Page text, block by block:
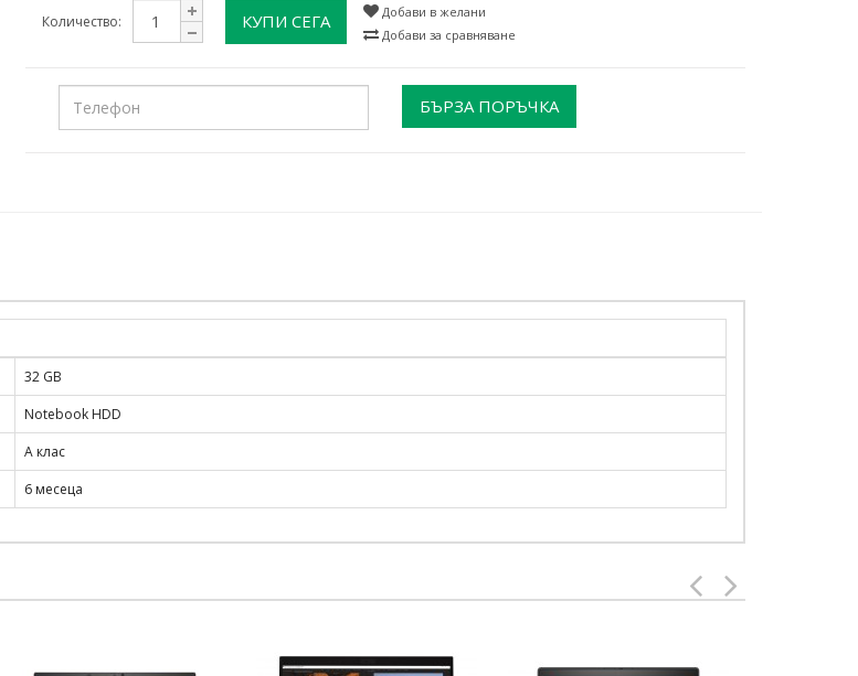
Количество: КУПИ СЕГА
Добави в желани
Добави за сравняване
БЪРЗА ПОРЪЧКА
32 GB
Notebook HDD
А клас
6 месеца